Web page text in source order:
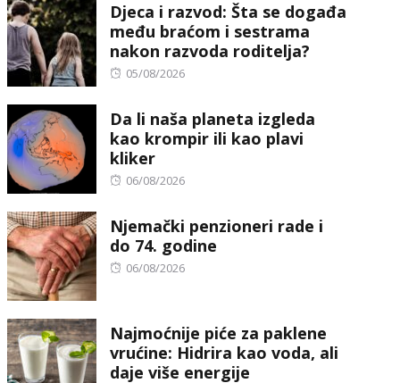
Djeca i razvod: Šta se događa
među braćom i sestrama
nakon razvoda roditelja?
Posted
05/08/2026
Da li naša planeta izgleda
kao krompir ili kao plavi
kliker
Posted
06/08/2026
Njemački penzioneri rade i
do 74. godine
Posted
06/08/2026
Najmoćnije piće za paklene
vrućine: Hidrira kao voda, ali
daje više energije